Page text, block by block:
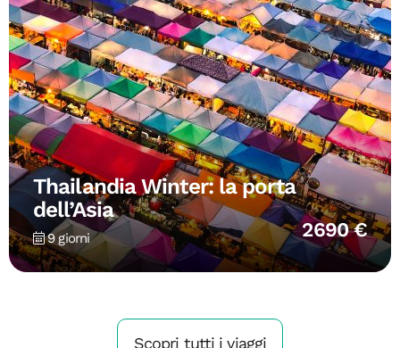
Thailandia Winter: la porta
dell’Asia
9 giorni 2690 €
Scopri tutti i viaggi